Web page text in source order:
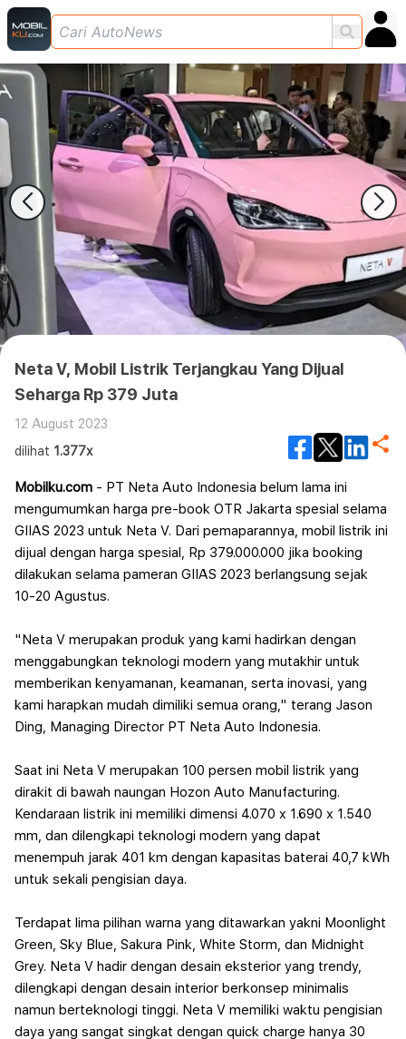
Neta V, Mobil Listrik Terjangkau Yang Dijual
Seharga Rp 379 Juta
12 August 2023
dilihat 1.377x
Mobilku.com - PT Neta Auto Indonesia belum lama ini
mengumumkan harga pre-book OTR Jakarta spesial selama
GIIAS 2023 untuk Neta V. Dari pemaparannya, mobil listrik ini
dijual dengan harga spesial, Rp 379.000.000 jika booking
dilakukan selama pameran GIIAS 2023 berlangsung sejak
10-20 Agustus.
"Neta V merupakan produk yang kami hadirkan dengan
menggabungkan teknologi modern yang mutakhir untuk
memberikan kenyamanan, keamanan, serta inovasi, yang
kami harapkan mudah dimiliki semua orang," terang Jason
Ding, Managing Director PT Neta Auto Indonesia.
Saat ini Neta V merupakan 100 persen mobil listrik yang
dirakit di bawah naungan Hozon Auto Manufacturing.
Kendaraan listrik ini memiliki dimensi 4.070 x 1.690 x 1.540
mm, dan dilengkapi teknologi modern yang dapat
menempuh jarak 401 km dengan kapasitas baterai 40,7 kWh
untuk sekali pengisian daya.
Terdapat lima pilihan warna yang ditawarkan yakni Moonlight
Green, Sky Blue, Sakura Pink, White Storm, dan Midnight
Grey. Neta V hadir dengan desain eksterior yang trendy,
dilengkapi dengan desain interior berkonsep minimalis
namun berteknologi tinggi. Neta V memiliki waktu pengisian
daya yang sangat singkat dengan quick charge hanya 30